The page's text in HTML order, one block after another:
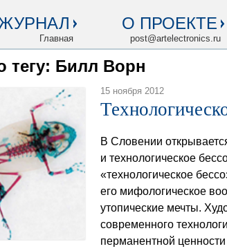
Главная
О ПРОЕКТЕ
post@artelectronics.ru
тегу: Билл Ворн
15 ноября 2012
В Словении
и технологическое
«технологическое
его мифологическое
утопические мечты.
современного
перманентной